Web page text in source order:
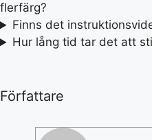
flerfärg?
Finns det
Hur lång tid tar det att
Författare